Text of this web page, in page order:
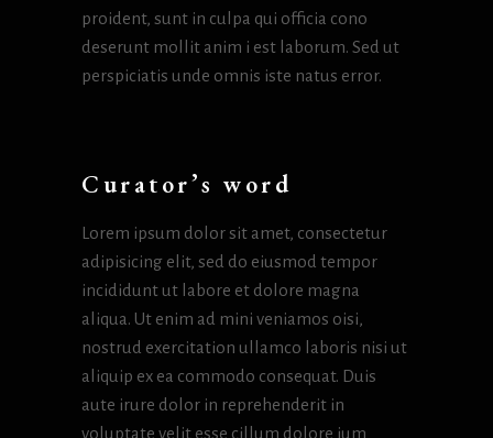
proident, sunt in culpa qui officia cono
deserunt mollit anim i est laborum. Sed ut
perspiciatis unde omnis iste natus error.
Curator’s word
Lorem ipsum dolor sit amet, consectetur
adipisicing elit, sed do eiusmod tempor
incididunt ut labore et dolore magna
aliqua. Ut enim ad mini veniamos oisi,
nostrud exercitation ullamco laboris nisi ut
aliquip ex ea commodo consequat. Duis
aute irure dolor in reprehenderit in
voluptate velit esse cillum dolore ium